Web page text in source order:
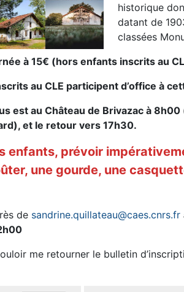
historique
datant de
classées
à 15€ (hors enfants inscrits au
au CLE participent d’office à
est au Château de Brivazac à 8h00
et le retour vers 17h30.
enfants, prévoir
une gourde, une
de sandrine.quillateau@caes.cnrs.fr
me retourner le bulletin